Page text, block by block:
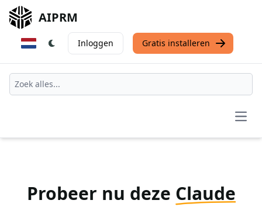
AIPRM
Inloggen Gratis installeren
Probeer nu deze Claude